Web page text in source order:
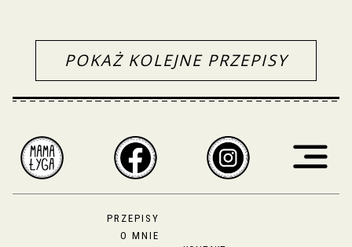
POKAŻ KOLEJNE PRZEPISY
PRZEPISY
O MNIE